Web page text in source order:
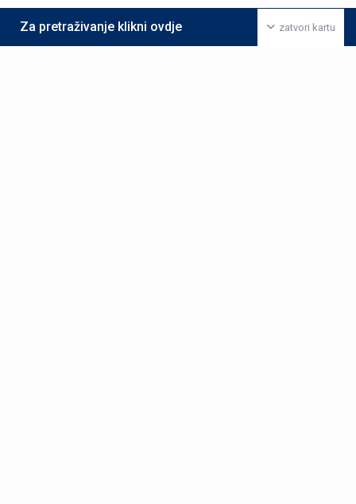
zatvori kartu
Za pretraživanje klikni ovdje